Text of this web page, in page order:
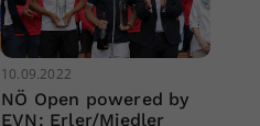
10.09.2022
NÖ Open powered by
EVN: Erler/Miedler